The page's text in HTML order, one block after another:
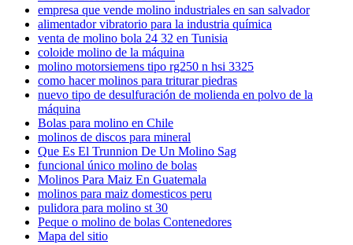
empresa que vende molino industriales en san salvador
alimentador vibratorio para la industria química
venta de molino bola 24 32 en Tunisia
coloide molino de la máquina
molino motorsiemens tipo rg250 n hsi 3325
como hacer molinos para triturar piedras
nuevo tipo de desulfuración de molienda en polvo de la
máquina
Bolas para molino en Chile
molinos de discos para mineral
Que Es El Trunnion De Un Molino Sag
funcional único molino de bolas
Molinos Para Maiz En Guatemala
molinos para maiz domesticos peru
pulidora para molino st 30
Peque o molino de bolas Contenedores
Mapa del sitio